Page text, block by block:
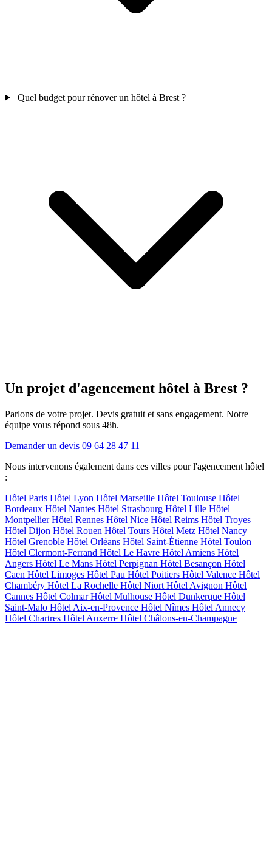
Quel budget pour rénover un hôtel à Brest ?
Un projet d'agencement hôtel à Brest ?
Parlons de votre projet. Devis gratuit et sans engagement. Notre
équipe vous répond sous 48h.
Demander un devis 09 64 28 47 11
Nous intervenons également dans ces villes pour l'agencement hôtel
:
Hôtel Paris Hôtel Lyon Hôtel Marseille Hôtel Toulouse Hôtel
Bordeaux Hôtel Nantes Hôtel Strasbourg Hôtel Lille Hôtel
MontpellierHôtel Rennes Hôtel Nice Hôtel Reims Hôtel Troyes
Hôtel Dijon Hôtel Rouen Hôtel Tours Hôtel Metz Hôtel Nancy
Hôtel Grenoble Hôtel Orléans Hôtel Saint-Étienne Hôtel Toulon
Hôtel Clermont-Ferrand Hôtel Le Havre Hôtel Amiens Hôtel
Angers Hôtel Le Mans Hôtel Perpignan Hôtel Besançon Hôtel
Caen Hôtel Limoges Hôtel Pau Hôtel Poitiers Hôtel Valence Hôtel
Chambéry Hôtel La Rochelle Hôtel Niort Hôtel Avignon Hôtel
Cannes Hôtel ColmarHôtel Mulhouse Hôtel Dunkerque Hôtel
Saint-Malo Hôtel Aix-en-Provence Hôtel Nîmes Hôtel Annecy
Hôtel Chartres Hôtel Auxerre Hôtel Châlons-en-Champagne